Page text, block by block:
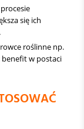
się ich
roślinne np.
benefit w postaci